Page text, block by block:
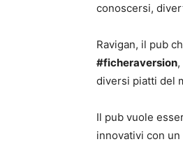
conoscersi,
Ravigan, il pub
#ficheraversion
diversi piatti del
Il pub vuole
innovativi con